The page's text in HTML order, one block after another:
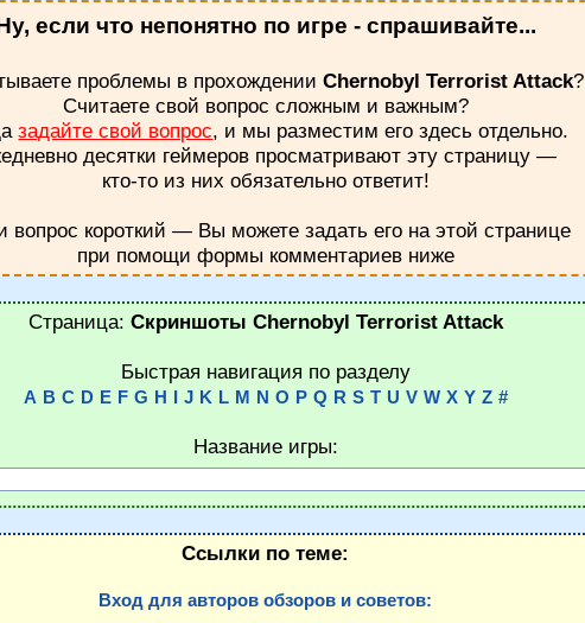
если что непонятно по игре - спрашивайте...
проблемы в прохожденииChernobyl Terrorist Attack?
Считаете свой вопрос сложным и важным?
задайте свой вопрос, и мы разместим его здесь отдельно.
десятки геймеров просматривают эту страницу —
кто-то из них обязательно ответит!
вопрос короткий — Вы можете задать его на этой странице
при помощи формы комментариев ниже
Страница: Скриншоты Chernobyl Terrorist Attack
Быстрая навигация по разделу
A B C D E F G H J K L M N O P Q R S T U V W X Y Z #
Название игры:
Ссылки по теме:
Вход для авторов обзоров и советов: